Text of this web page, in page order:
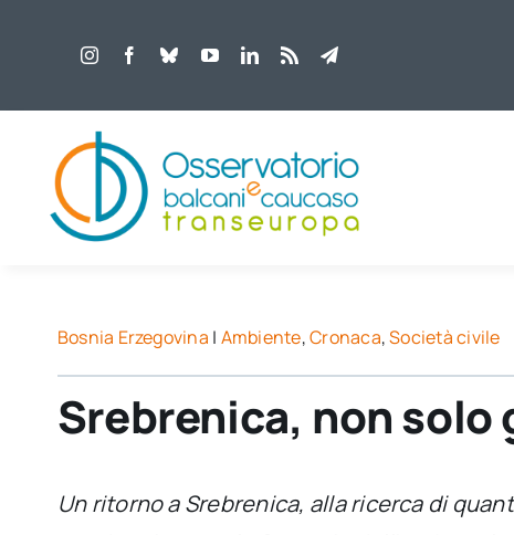
Bosnia Erzegovina | Ambiente,Cronaca,Società civile
Srebrenica, non solo
Un ritorno a Srebrenica, alla ricerca di